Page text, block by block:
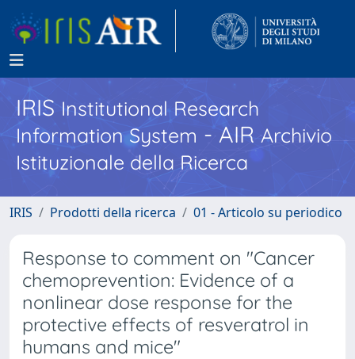
IRISInstitutional Research
Information System - AIR Archivio
Istituzionale della Ricerca
IRIS Prodotti della ricerca 01 - Articolo su periodico
Response to comment on "Cancer
chemoprevention: Evidence of a
nonlinear dose response for the
protective effects of resveratrol in
humans and mice"